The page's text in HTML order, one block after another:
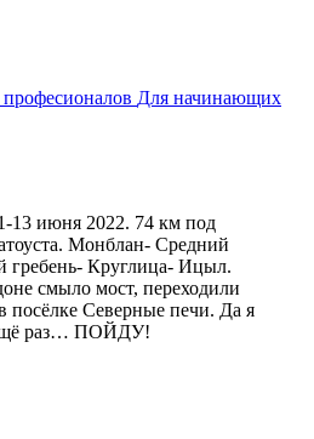
Для начинающих
13 июня 2022. 74 км под
Монблан- Средний
гребень- Круглица- Ицыл.
смыло мост, переходили
Северные печи. Да я
ещё раз… ПОЙДУ!